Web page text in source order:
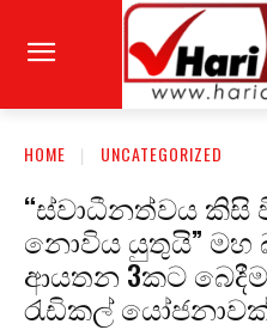
HOME UNCATEGORIZED
“ස්වාධීනත්වය
නොවිය යුතුයි” මහ
ආයතන 3කට
රැඩිකල්